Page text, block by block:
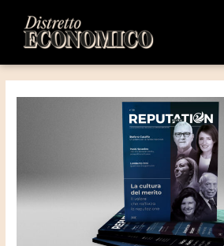
contenuto
articoli